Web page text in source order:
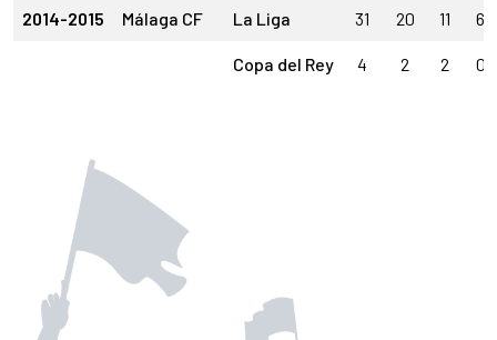
2014-2015 Málaga CF La Liga 31 20 11 6
Copa del Rey 4 2 2 0